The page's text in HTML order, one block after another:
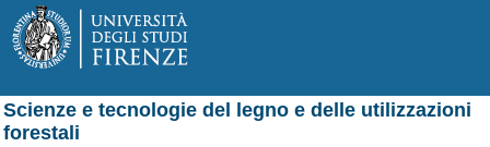
Scienze e tecnologie del legno e delle utilizzazioni
forestali